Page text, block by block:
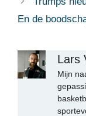
En de
Lars
Mijn